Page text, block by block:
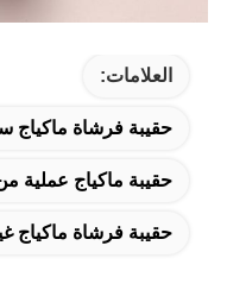
العلامات:
حقيبة فرشاة ماكياج
حقيبة ماكياج عملية
حقيبة فرشاة ماكياج